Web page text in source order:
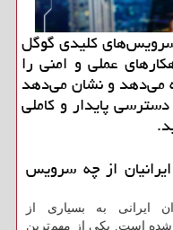
سرویس‌های کلیدی گوگل
عملی و امنی را
می‌دهد و نشان می‌دهد
دسترسی پایدار و کاملی
از چه سرویس
ایرانی به بسیاری از
شده است. یکی از مهم‌ترین